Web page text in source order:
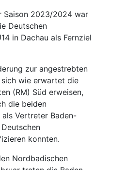
Saison 2023/2024 war
Deutschen
in Dachau als Fernziel
zur angestrebten
sich wie erwartet die
(RM) Süd erweisen,
die beiden
Vertreter Baden-
konnten.
Nordbadischen